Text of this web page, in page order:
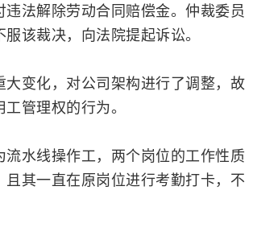
法解除劳动合同赔偿金。仲裁委员
该裁决，向法院提起诉讼。
变化，对公司架构进行了调整，故
管理权的行为。
水线操作工，两个岗位的工作性质
其一直在原岗位进行考勤打卡，不